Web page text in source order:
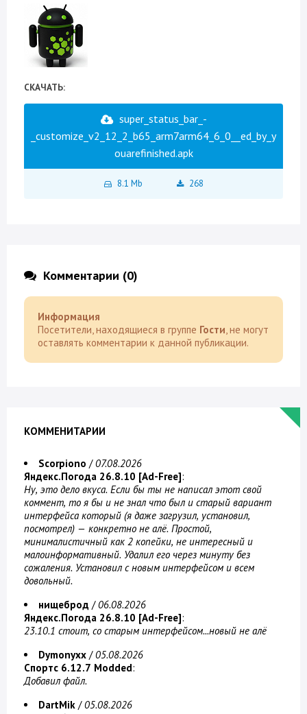
СКАЧАТЬ:
super_status_bar_-
_customize_v2_12_2_b65_arm7arm64_6_0__ed_by_y
ouarefinished.apk
8.1 Mb 268
Комментарии (0)
Информация
Посетители, находящиеся в группе Гости, не могут
оставлять комментарии к данной публикации.
КОММЕНИТАРИИ
Scorpiono /07.08.2026
Яндекс.Погода 26.8.10 [Ad-Free]:
Ну, это дело вкуса. Если бы ты не написал этот свой
коммент, то я бы и не знал что был и старый вариант
интерфейса который (я даже загрузил, установил,
посмотрел) — конкретно не алё. Простой,
минималистичный как 2 копейки, не интересный и
малоинформативный. Удалил его через минуту без
сожаления. Установил с новым интерфейсом и всем
довольный.
нищеброд /06.08.2026
Яндекс.Погода 26.8.10 [Ad-Free]:
23.10.1 стоит, со старым интерфейсом...новый не алё
Dymonyxx /05.08.2026
Спортс 6.12.7 Modded:
Добавил файл.
DartMik /05.08.2026